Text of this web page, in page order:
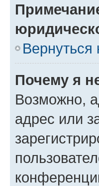
Вернуться
Почему я
Возможно,
адрес или